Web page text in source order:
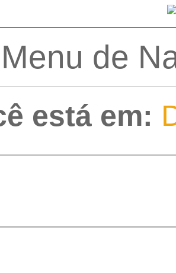
está em: